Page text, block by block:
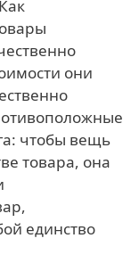
они
чтобы вещь
товара, она
единство